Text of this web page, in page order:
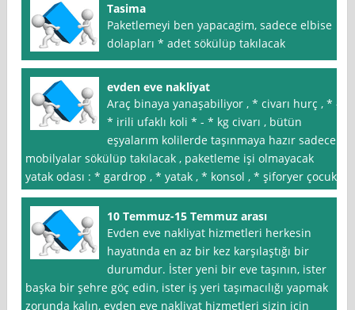
Tasima
Paketlemeyi ben yapacagim, sadece elbise
dolapları * adet sökülüp takılacak
evden eve nakliyat
Araç binaya yanaşabiliyor , * civarı hurç , * -
* irili ufaklı koli * - * kg civarı , bütün
eşyalarım kolilerde taşınmaya hazır sadece
mobilyalar sökülüp takılacak , paketleme işi olmayacak
yatak odası : * gardrop , * yatak , * konsol , * şiforyer çocuk
10 Temmuz-15 Temmuz arası
Evden eve nakliyat hizmetleri herkesin
hayatında en az bir kez karşılaştığı bir
durumdur. İster yeni bir eve taşının, ister
başka bir şehre göç edin, ister iş yeri taşımacılığı yapmak
zorunda kalın, evden eve nakliyat hizmetleri sizin için